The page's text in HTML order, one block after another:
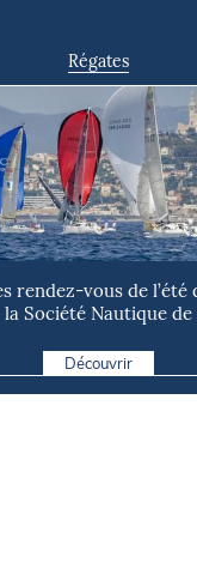
Régates
rendez-vous de l’été
la Société Nautique de
Découvrir